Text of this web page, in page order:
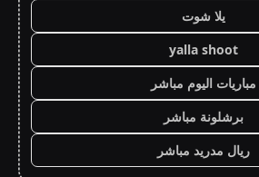
يلا شوت
yalla shoot
مباريات اليوم مباشر
برشلونة مباشر
ريال مدريد مباشر